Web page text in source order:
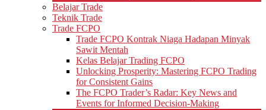
Belajar Trade
Teknik Trade
Trade FCPO
Trade FCPO Kontrak Niaga Hadapan Minyak
Sawit Mentah
Kelas Belajar Trading FCPO
Unlocking Prosperity: Mastering FCPO Trading
for Consistent Gains
The FCPO Trader’s Radar: Key News and
Events for Informed Decision-Making